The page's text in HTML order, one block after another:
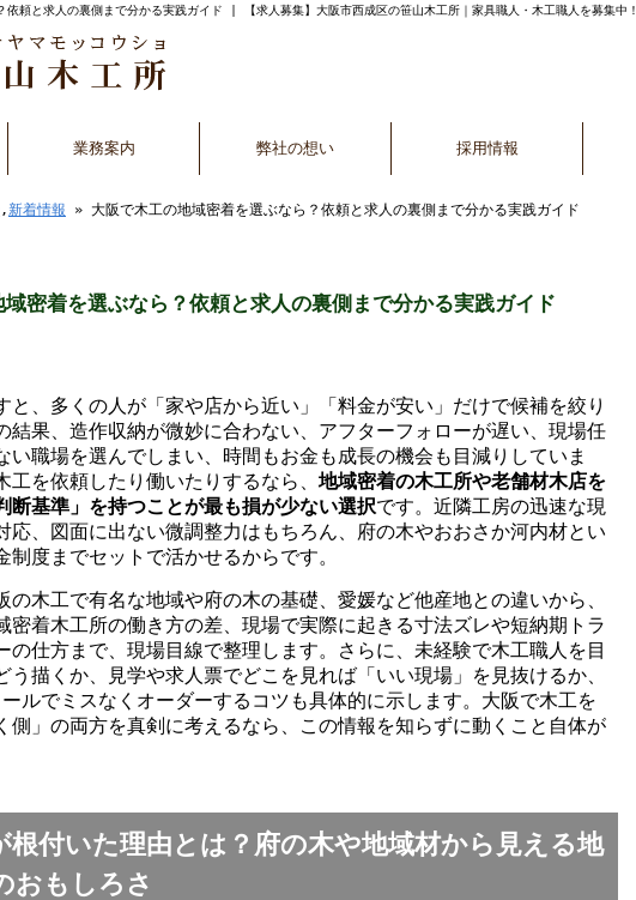
依頼と求人の裏側まで分かる実践ガイド | 【求人募集】大阪市西成区の笹山木工所｜家具職人・木工職人を募集中！
業務案内 弊社の想い 採用情報
,新着情報 » 大阪で木工の地域密着を選ぶなら？依頼と求人の裏側まで分かる実践ガイド
密着を選ぶなら？依頼と求人の裏側まで分かる実践ガイド
と、多くの人が「家や店から近い」「料金が安い」だけで候補を絞り
結果、造作収納が微妙に合わない、アフターフォローが遅い、現場任
い職場を選んでしまい、時間もお金も成長の機会も目減りしていま
工を依頼したり働いたりするなら、 地域密着の木工所や老舗材木店を
断基準」を持つことが最も損が少ない選択です。近隣工房の迅速な現
応、図面に出ない微調整力はもちろん、府の木やおおさか河内材とい
制度までセットで活かせるからです。
の木工で有名な地域や府の木の基礎、愛媛など他産地との違いから、
密着木工所の働き方の差、現場で実際に起きる寸法ズレや短納期トラ
の仕方まで、現場目線で整理します。さらに、未経験で木工職人を目
う描くか、見学や求人票でどこを見れば「いい現場」を見抜けるか、
ルでミスなくオーダーするコツも具体的に示します。大阪で木工を
側」の両方を真剣に考えるなら、この情報を知らずに動くこと自体が
根付いた理由とは？府の木や地域材から見える地
おもしろさ